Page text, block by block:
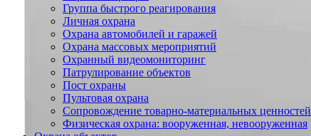
Группа быстрого реагирования
Личная охрана
Охрана автомобилей и гаражей
Охрана массовых мероприятий
Охранный видеомониторинг
Патрулирование объектов
Пост охраны
Пультовая охрана
Сопровождение товарно-материальных ценностей
Физическая охрана: вооруженная, невооруженная